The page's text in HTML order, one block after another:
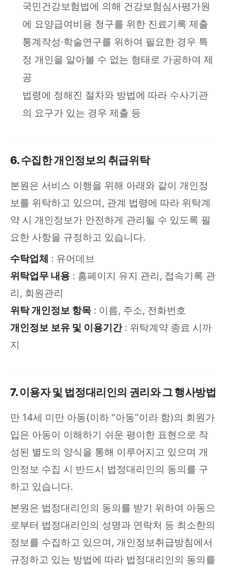
국민건강보험법에 의해 건강보험심사평가원
에 요양급여비용 청구를 위한 진료기록 제출
통계작성·학술연구를 위하여 필요한 경우 특
정 개인을 알아볼 수 없는 형태로 가공하여 제
공
법령에 정해진 절차와 방법에 따라 수사기관
의 요구가 있는 경우 제출 등
6. 수집한 개인정보의 취급위탁
본원은 서비스 이행을 위해 아래와 같이 개인정
보를 위탁하고 있으며, 관계 법령에 따라 위탁계
약 시 개인정보가 안전하게 관리될 수 있도록 필
요한 사항을 규정하고 있습니다.
수탁업체 : 유어데브
위탁업무 내용 : 홈페이지 유지 관리, 접속기록 관
리, 회원관리
위탁 개인정보 항목 : 이름, 주소, 전화번호
개인정보 보유 및 이용기간: 위탁계약 종료 시까
지
7. 이용자 및 법정대리인의 권리와 그 행사방법
만 14세 미만 아동(이하 "아동"이라 함)의 회원가
입은 아동이 이해하기 쉬운 평이한 표현으로 작
성된 별도의 양식을 통해 이루어지고 있으며 개
인정보 수집 시 반드시 법정대리인의 동의를 구
하고 있습니다.
본원은 법정대리인의 동의를 받기 위하여 아동으
로부터 법정대리인의 성명과 연락처 등 최소한의
정보를 수집하고 있으며, 개인정보취급방침에서
규정하고 있는 방법에 따라 법정대리인의 동의를